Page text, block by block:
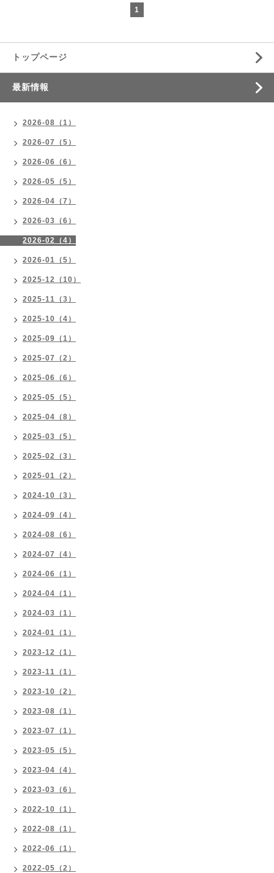
1
トップページ
最新情報
2026-08（1）
2026-07（5）
2026-06（6）
2026-05（5）
2026-04（7）
2026-03（6）
2026-02（4）
2026-01（5）
2025-12（10）
2025-11（3）
2025-10（4）
2025-09（1）
2025-07（2）
2025-06（6）
2025-05（5）
2025-04（8）
2025-03（5）
2025-02（3）
2025-01（2）
2024-10（3）
2024-09（4）
2024-08（6）
2024-07（4）
2024-06（1）
2024-04（1）
2024-03（1）
2024-01（1）
2023-12（1）
2023-11（1）
2023-10（2）
2023-08（1）
2023-07（1）
2023-05（5）
2023-04（4）
2023-03（6）
2022-10（1）
2022-08（1）
2022-06（1）
2022-05（2）